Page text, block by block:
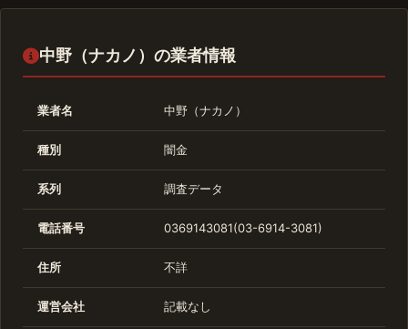
中野（ナカノ）の業者情報
業者名 中野（ナカノ）
種別 闇金
系列 調査データ
電話番号 0369143081(03-6914-3081)
住所 不詳
運営会社 記載なし